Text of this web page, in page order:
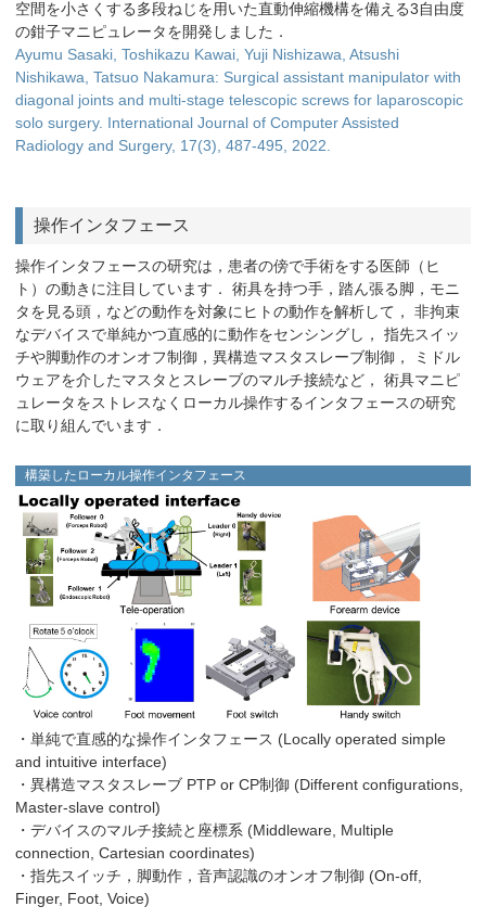
空間を小さくする多段ねじを用いた直動伸縮機構を備える3自由度
の鉗子マニピュレータを開発しました．
Ayumu Sasaki, Toshikazu Kawai, Yuji Nishizawa, Atsushi
Nishikawa, Tatsuo Nakamura: Surgical assistant manipulator with
diagonal joints and multi-stage telescopic screws for laparoscopic
solo surgery. International Journal of Computer Assisted
Radiology and Surgery, 17(3), 487-495, 2022.
操作インタフェース
操作インタフェースの研究は，患者の傍で手術をする医師（ヒ
ト）の動きに注目しています． 術具を持つ手，踏ん張る脚，モニ
タを見る頭，などの動作を対象にヒトの動作を解析して， 非拘束
なデバイスで単純かつ直感的に動作をセンシングし， 指先スイッ
チや脚動作のオンオフ制御，異構造マスタスレーブ制御， ミドル
ウェアを介したマスタとスレーブのマルチ接続など， 術具マニピ
ュレータをストレスなくローカル操作するインタフェースの研究
に取り組んでいます．
構築したローカル操作インタフェース
・単純で直感的な操作インタフェース (Locally operated simple
and intuitive interface)
・異構造マスタスレーブ PTP or CP制御 (Different configurations,
Master-slave control)
・デバイスのマルチ接続と座標系 (Middleware, Multiple
connection, Cartesian coordinates)
・指先スイッチ，脚動作，音声認識のオンオフ制御 (On-off,
Finger, Foot, Voice)